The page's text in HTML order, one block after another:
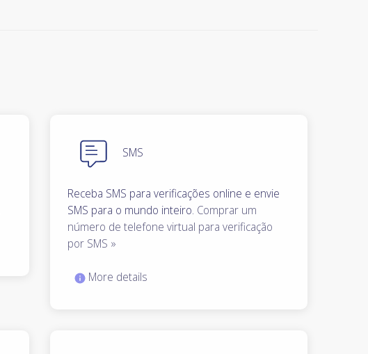
SMS
Receba SMS para verificações online e envie
SMS para o mundo inteiro. Comprar um
número de telefone virtual para verificação
por SMS »
More details